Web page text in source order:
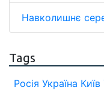
Навколишнє
Tags
Росія Україна Київ